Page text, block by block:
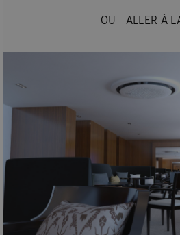
grande facilité d'utilisation.
OU ALLER À